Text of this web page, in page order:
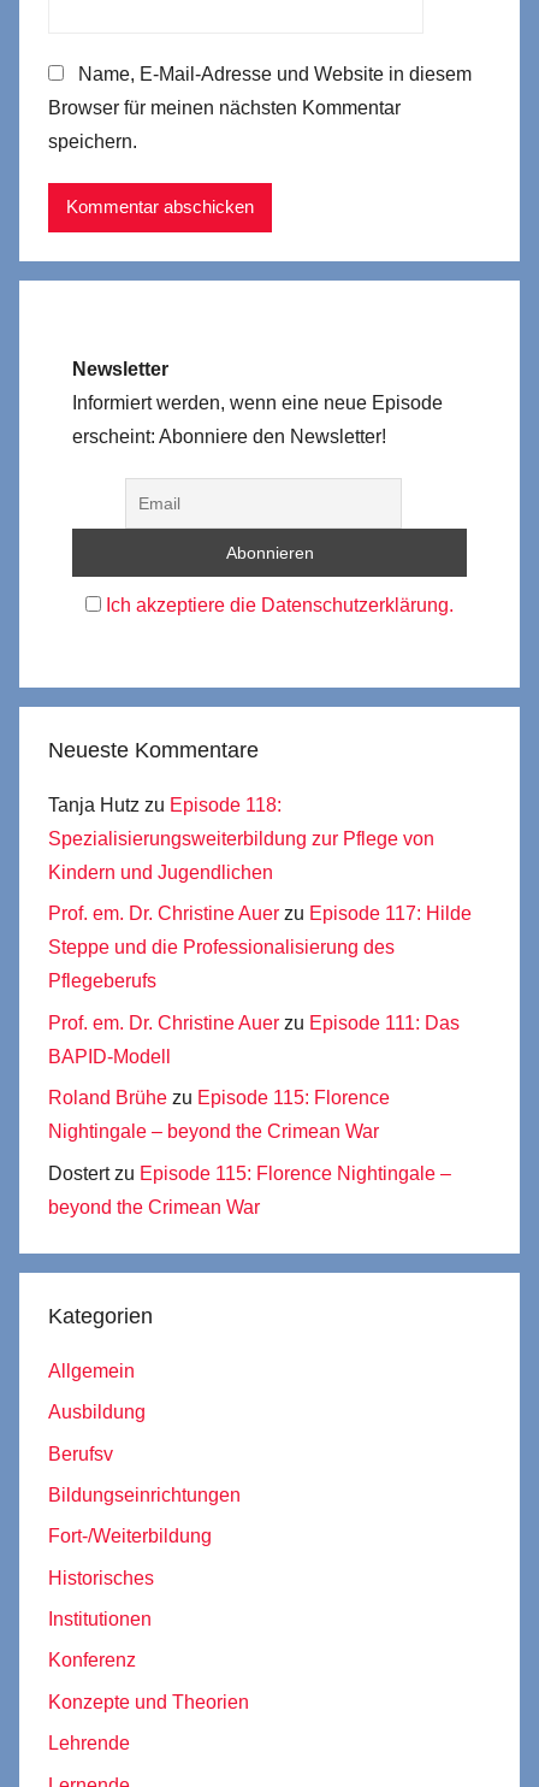
Name, E-Mail-Adresse und Website in diesem
Browser für meinen nächsten Kommentar
speichern.
Newsletter
Informiert werden, wenn eine neue Episode
erscheint: Abonniere den Newsletter!
Ich akzeptiere die Datenschutzerklärung.
Neueste Kommentare
Tanja Hutz zu Episode 118:
Spezialisierungsweiterbildung zur Pflege von
Kindern und Jugendlichen
Prof. em. Dr. Christine Auer zu Episode 117: Hilde
Steppe und die Professionalisierung des
Pflegeberufs
Prof. em. Dr. Christine Auer zu Episode 111: Das
BAPID-Modell
Roland Brühe zu Episode 115: Florence
Nightingale – beyond the Crimean War
Dostertzu Episode 115: Florence Nightingale –
beyond the Crimean War
Kategorien
Allgemein
Ausbildung
Berufsv
Bildungseinrichtungen
Fort-/Weiterbildung
Historisches
Institutionen
Konferenz
Konzepte und Theorien
Lehrende